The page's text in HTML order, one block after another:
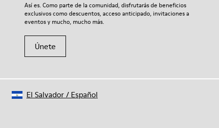
Así es. Como parte de la comunidad, disfrutarás de beneficios
exclusivos como descuentos, acceso anticipado, invitaciones a
eventos y mucho, mucho más.
Únete
El Salvador/ Español